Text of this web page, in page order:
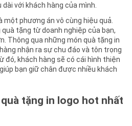
với khách hàng của mình.
một phương án vô cùng hiệu quả.
quà tặng từ doanh nghiệp của bạn,
Thông qua những món quà tặng in
nhận ra sự chu đáo và tôn trọng
đó, khách hàng sẽ có cái hình thiện
bạn giữ chân được nhiều khách
tặng in logo hot nhất